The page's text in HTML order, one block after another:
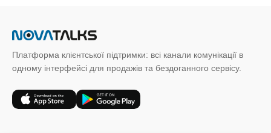
Платформа клієнтської підтримки: всі канали комунікації в
одному інтерфейсі для продажів та бездоганного сервісу.